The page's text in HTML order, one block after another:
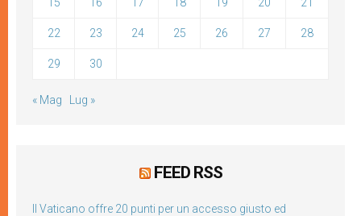
22 23 24 25 26 27 28
29 30
« Mag Lug »
FEED RSS
Il Vaticano offre 20 punti per un accesso giusto ed